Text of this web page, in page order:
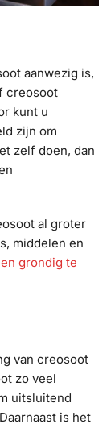
aanwezig is,
creosoot
kunt u
zijn om
zelf doen, dan
al groter
middelen en
grondig te
van creosoot
zo veel
uitsluitend
is het